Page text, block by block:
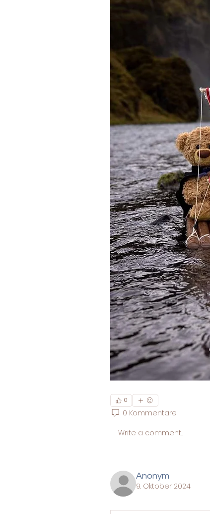
0
0 Kommentare
Write a comment...
Anonym
9. Oktober 2024